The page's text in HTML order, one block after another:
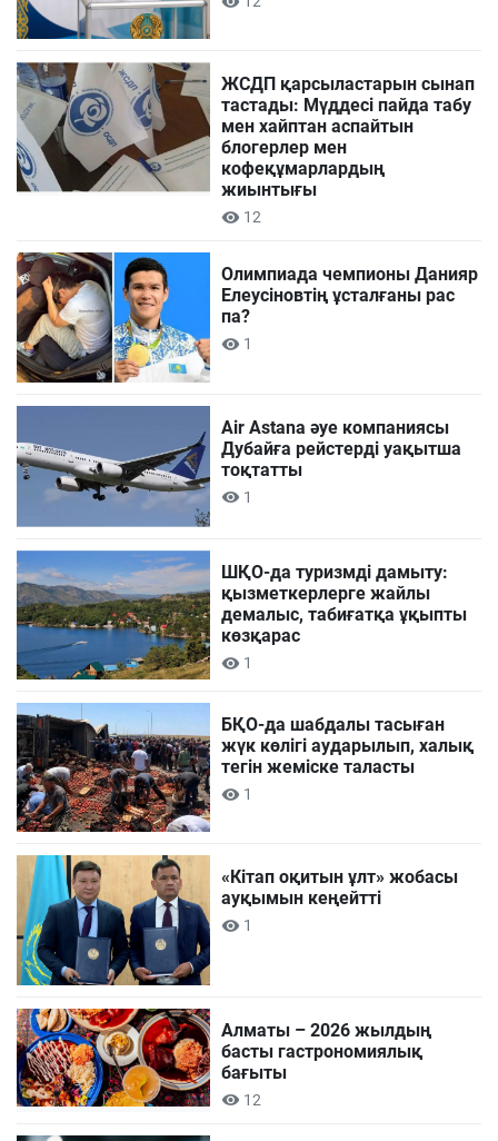
ЖСДП қарсыластарын сынап
тастады: Мүддесі пайда табу
мен хайптан аспайтын
блогерлер мен
кофеқұмарлардың
жиынтығы
12
Олимпиада чемпионы Данияр
Елеусіновтің ұсталғаны рас
па?
1
Air Astana әуе компаниясы
Дубайға рейстерді уақытша
тоқтатты
1
ШҚО-да туризмді дамыту:
қызметкерлерге жайлы
демалыс, табиғатқа ұқыпты
көзқарас
1
БҚО-да шабдалы тасыған
жүк көлігі аударылып, халық
тегін жеміске таласты
1
«Кітап оқитын ұлт» жобасы
ауқымын кеңейтті
1
Алматы – 2026 жылдың
басты гастрономиялық
бағыты
12